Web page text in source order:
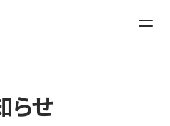
らせ